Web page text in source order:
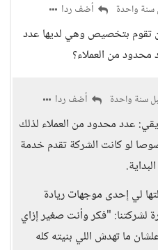
سنة واحدة أضف ردا
تقوم بتخصيص وهي لديها عدد
من العملاء؟
سنة واحدة أضف ردا
عدد محدود من العملاء لذلك
لو كانت الشركة تقدم خدمة
لي إحدى موجهات ريادة
لشركتنا: "فكر وأنت صغير إزاي
ما تهدش اللي بنيته كله